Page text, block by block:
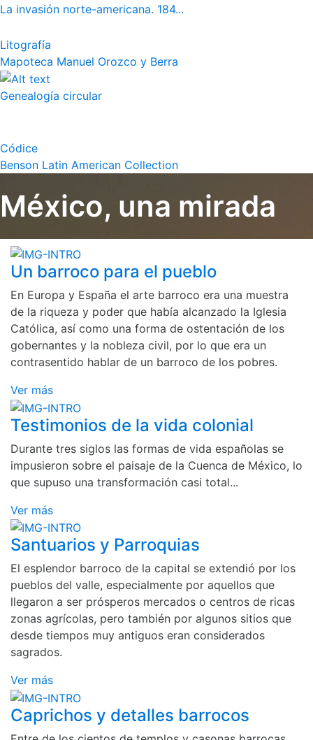
La invasión norte-americana. 184...
Litografía
Mapoteca Manuel Orozco y Berra
Genealogía circular
Códice
Benson Latin American Collection
México, una mirada
Un barroco para el pueblo
En Europa y España el arte barroco era una muestra
de la riqueza y poder que había alcanzado la Iglesia
Católica, así como una forma de ostentación de los
gobernantes y la nobleza civil, por lo que era un
contrasentido hablar de un barroco de los pobres.
Ver más
Testimonios de la vida colonial
Durante tres siglos las formas de vida españolas se
impusieron sobre el paisaje de la Cuenca de México, lo
que supuso una transformación casi total...
Ver más
Santuarios y Parroquias
El esplendor barroco de la capital se extendió por los
pueblos del valle, especialmente por aquellos que
llegaron a ser prósperos mercados o centros de ricas
zonas agrícolas, pero también por algunos sitios que
desde tiempos muy antiguos eran considerados
sagrados.
Ver más
Caprichos y detalles barrocos